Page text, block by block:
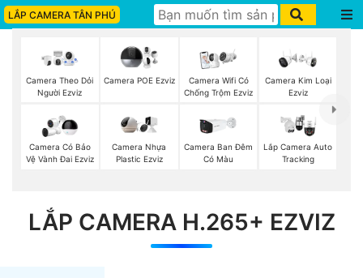
LẮP CAMERA TÂN PHÚ
Camera Theo Dỏi
Người Ezviz
Camera POE Ezviz
Camera Wifi Có
Chống Trộm Ezviz
Camera Kim Loại
Ezviz
Camera Có Bảo
Vệ Vành Đai Ezviz
Camera Nhựa
Plastic Ezviz
Camera Ban Đêm
Có Màu
Lắp Camera Auto
Tracking
LẮP CAMERA H.265+ EZVIZ